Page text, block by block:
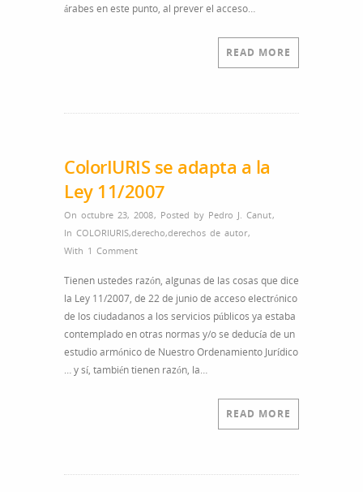
árabes en este punto, al prever el acceso…
READ MORE
ColorIURIS se adapta a la
Ley 11/2007
On octubre 23, 2008, Posted by Pedro J. Canut,
In COLORIURIS,derecho,derechos de autor,
With 1 Comment
Tienen ustedes razón, algunas de las cosas que dice
la Ley 11/2007, de 22 de junio de acceso electrónico
de los ciudadanos a los servicios públicos ya estaba
contemplado en otras normas y/o se deducía de un
estudio armónico de Nuestro Ordenamiento Jurídico
… y sí, también tienen razón, la…
READ MORE